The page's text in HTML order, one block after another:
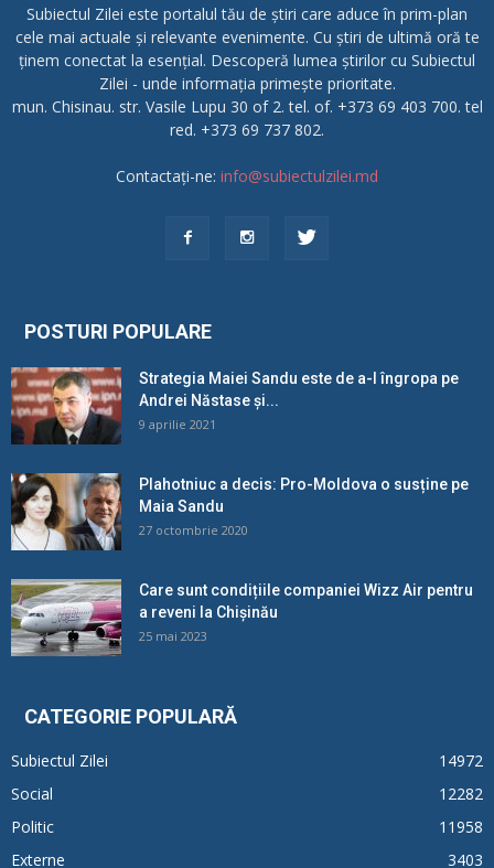
Subiectul Zilei este portalul tău de știri care aduce în prim-plan
cele mai actuale și relevante evenimente. Cu știri de ultimă oră te
ținem conectat la esențial. Descoperă lumea știrilor cu Subiectul
Zilei - unde informația primește prioritate.
mun. Chisinau. str. Vasile Lupu 30 of 2. tel. of. +373 69 403 700. tel
red. +373 69 737 802.
Contactați-ne: info@subiectulzilei.md
POSTURI POPULARE
Strategia Maiei Sandu este de a-l îngropa pe
Andrei Năstase și...
9 aprilie 2021
Plahotniuc a decis: Pro-Moldova o susține pe
Maia Sandu
27 octombrie 2020
Care sunt condițiile companiei Wizz Air pentru
a reveni la Chișinău
25 mai 2023
CATEGORIE POPULARĂ
Subiectul Zilei
14972
Social
12282
Politic
11958
Externe
3403